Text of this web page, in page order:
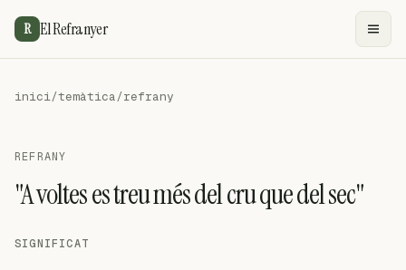
R El Refranyer
inici/temàtica/refrany
REFRANY
"A voltes es treu més del cru que del sec"
SIGNIFICAT